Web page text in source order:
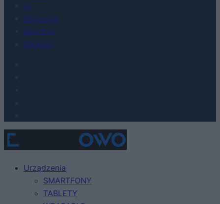
AI
Redakcja
Reklama
Kontakt
Urządzenia
SMARTFONY
TABLETY